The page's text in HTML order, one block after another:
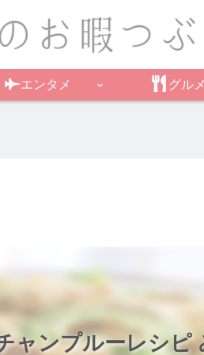
エンタメ グルメ
ャンプルーレシピ